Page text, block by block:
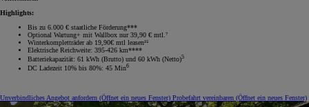
Highlights:
Bis zu 6.000 € staatliche Förderung***
Optional Wartung+ mit Wallbox nur 39,90 € mtl.⁷
Winterkompletträder ab 19,90€ mtl leasen¹⁵
Elektrische Reichweite: 395-426 km****
Batteriekapazität: 61 kWh (Brutto) und 60 kWh (Netto)5
DC Ladezeit 10% bis 80%: 45 Min6
Unverbindliches Angebot anfordern (Öffnet ein neues Fenster) Probefahrt vereinbaren (Öffnet ein neues Fenster)